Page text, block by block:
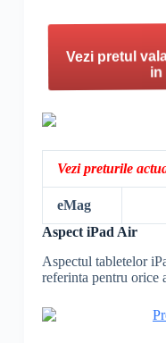
Vezi pretul
in
Vezi preturile
eMag
Aspect iPad Air
Aspectul tabletelor
referinta pentru orice